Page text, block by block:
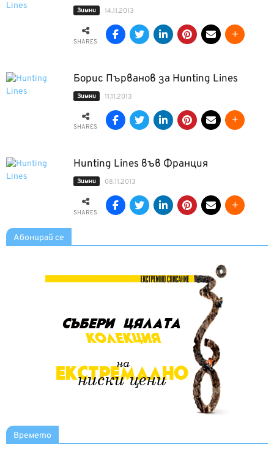
Зимни 14.11.2013
SHARES
Борис Първанов за Hunting Lines
Зимни 11.11.2013
SHARES
Hunting Lines във Франция
Зимни 08.11.2013
SHARES
Абонирай се
Времето